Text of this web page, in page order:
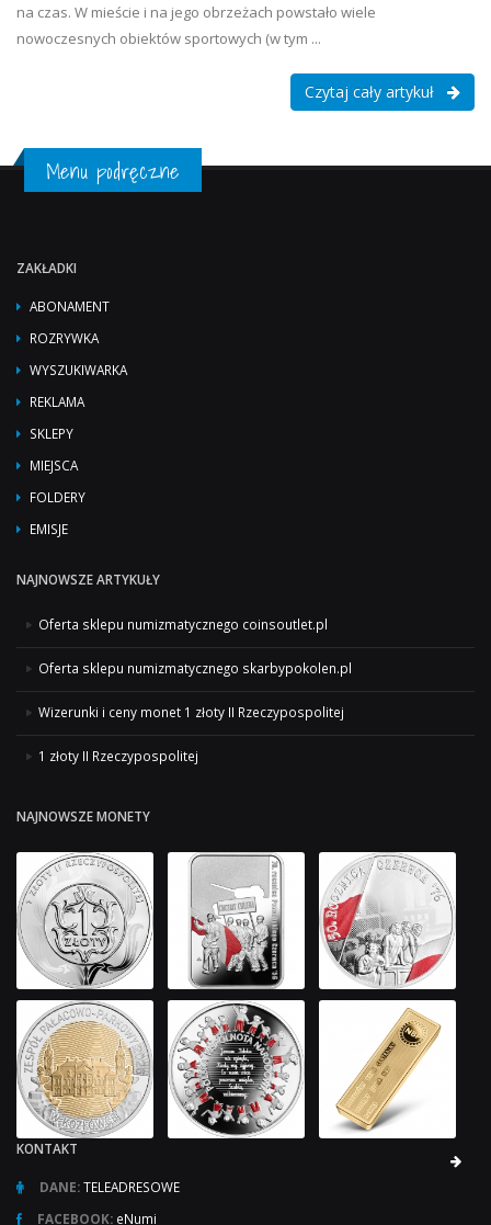
na czas. W mieście i na jego obrzeżach powstało wiele
nowoczesnych obiektów sportowych (w tym ...
Czytaj cały artykuł
Menu podręczne
ZAKŁADKI
ABONAMENT
ROZRYWKA
WYSZUKIWARKA
REKLAMA
SKLEPY
MIEJSCA
FOLDERY
EMISJE
NAJNOWSZE ARTYKUŁY
Oferta sklepu numizmatycznego coinsoutlet.pl
Oferta sklepu numizmatycznego skarbypokolen.pl
Wizerunki i ceny monet 1 złoty II Rzeczypospolitej
1 złoty II Rzeczypospolitej
NAJNOWSZE MONETY
KONTAKT
DANE:TELEADRESOWE
FACEBOOK: eNumi